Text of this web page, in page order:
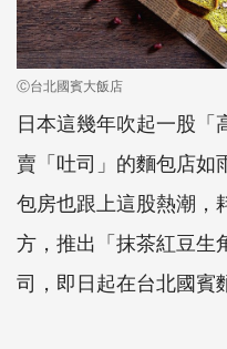
Ⓒ台北國賓大飯店
日本這幾年吹起一股「
賣「吐司」的麵包店如
包房也跟上這股熱潮，
方，推出「抹茶紅豆生
司，即日起在台北國賓